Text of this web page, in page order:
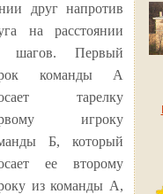
друг напротив
на расстоянии
шагов. Первый
команды А
тарелку
игроку
Б, который
ее второму
из команды А,